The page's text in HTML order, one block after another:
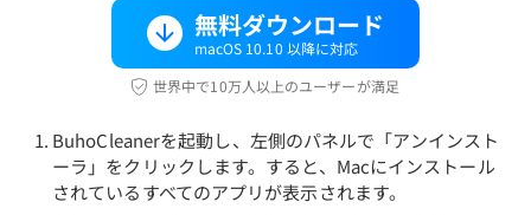
無料ダウンロード
macOS 10.10 以降に対応
世界中で10万人以上のユーザーが満足
BuhoCleanerを起動し、左側のパネルで「アンインスト
ーラ」をクリックします。すると、Macにインストール
されているすべてのアプリが表示されます。